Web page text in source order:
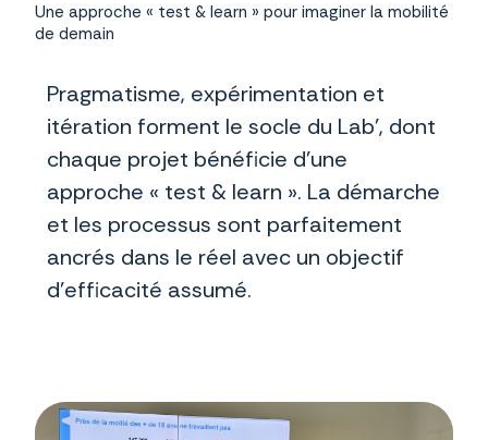
Une approche « test & learn » pour imaginer la mobilité
de demain
Pragmatisme, expérimentation et
itération forment le socle du Lab’, dont
chaque projet bénéficie d’une
approche « test & learn ». La démarche
et les processus sont parfaitement
ancrés dans le réel avec un objectif
d’efficacité assumé.